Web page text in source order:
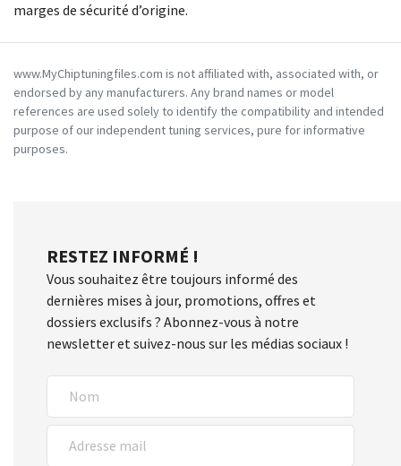
marges de sécurité d’origine.
www.MyChiptuningfiles.com is not affiliated with, associated with, or
endorsed by any manufacturers. Any brand names or model
references are used solely to identify the compatibility and intended
purpose of our independent tuning services, pure for informative
purposes.
RESTEZ INFORMÉ !
Vous souhaitez être toujours informé des
dernières mises à jour, promotions, offres et
dossiers exclusifs ? Abonnez-vous à notre
newsletter et suivez-nous sur les médias sociaux !